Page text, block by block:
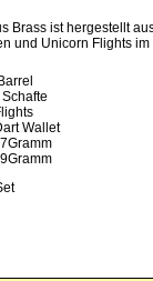
Brass ist hergestellt
und Unicorn Flights
Wallet